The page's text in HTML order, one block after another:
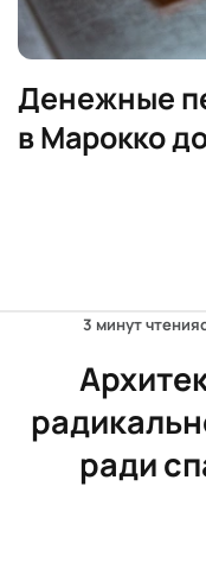
Денежные
в Марокко
3 минут чтения
ради